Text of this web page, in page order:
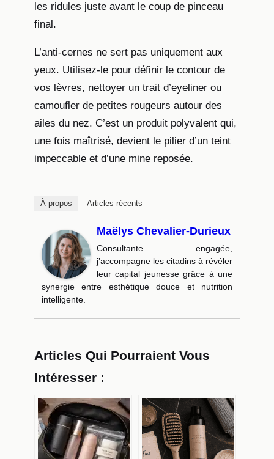
les ridules juste avant le coup de pinceau
final.
L’anti-cernes ne sert pas uniquement aux
yeux. Utilisez-le pour définir le contour de
vos lèvres, nettoyer un trait d’eyeliner ou
camoufler de petites rougeurs autour des
ailes du nez. C’est un produit polyvalent qui,
une fois maîtrisé, devient le pilier d’un teint
impeccable et d’une mine reposée.
À propos Articles récents
Maëlys Chevalier-Durieux
Consultante engagée,
j’accompagne les citadins à révéler
leur capital jeunesse grâce à une
synergie entre esthétique douce et nutrition
intelligente.
Articles Qui Pourraient Vous
Intéresser :